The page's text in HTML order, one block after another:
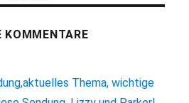
KOMMENTARE
Thema, wichtige